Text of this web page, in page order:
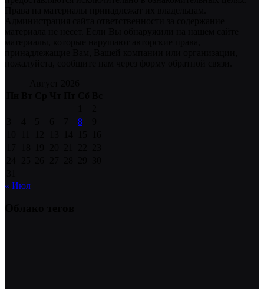
8
« Июл